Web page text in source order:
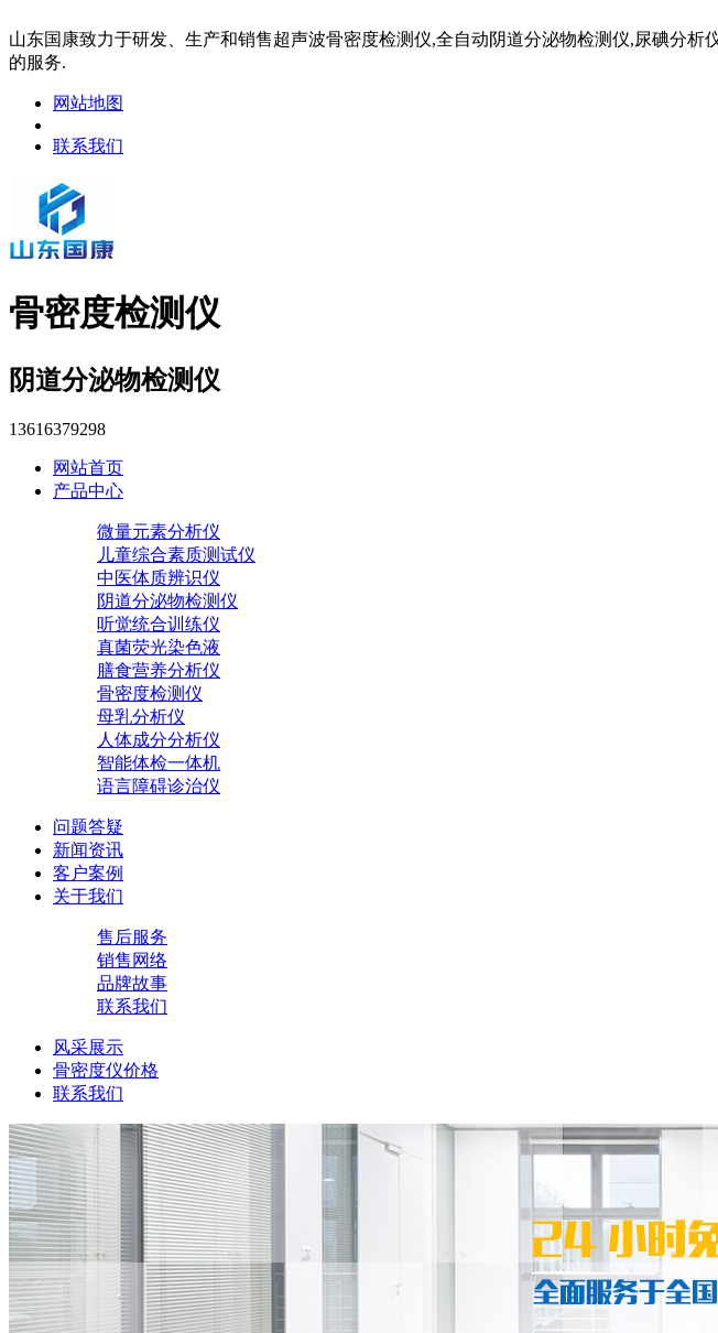
山东国康致力于研发、生产和销售超声波骨密度检测仪,全自动阴道分泌物检测仪,尿碘分
的服务.
网站地图
联系我们
骨密度检测仪
阴道分泌物检测仪
13616379298
网站首页
产品中心
微量元素分析仪
儿童综合素质测试仪
中医体质辨识仪
阴道分泌物检测仪
听觉统合训练仪
真菌荧光染色液
膳食营养分析仪
骨密度检测仪
母乳分析仪
人体成分分析仪
智能体检一体机
语言障碍诊治仪
问题答疑
新闻资讯
客户案例
关于我们
售后服务
销售网络
品牌故事
联系我们
风采展示
骨密度仪价格
联系我们